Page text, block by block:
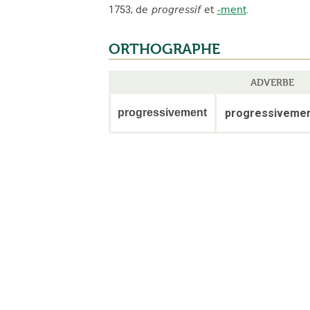
1753; de progressif et -ment.
ORTHOGRAPHE
ADVERBE
progressivement